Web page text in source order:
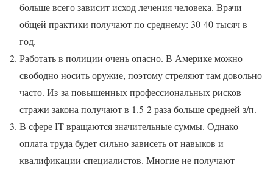
больше всего зависит исход лечения человека. Врачи
общей практики получают по среднему: 30-40 тысяч в
год.
Работать в полиции очень опасно. В Америке можно
свободно носить оружие, поэтому стреляют там довольно
часто. Из-за повышенных профессиональных рисков
стражи закона получают в 1.5-2 раза больше средней з/п.
В сфере IT вращаются значительные суммы. Однако
оплата труда будет сильно зависеть от навыков и
квалификации специалистов. Многие не получают